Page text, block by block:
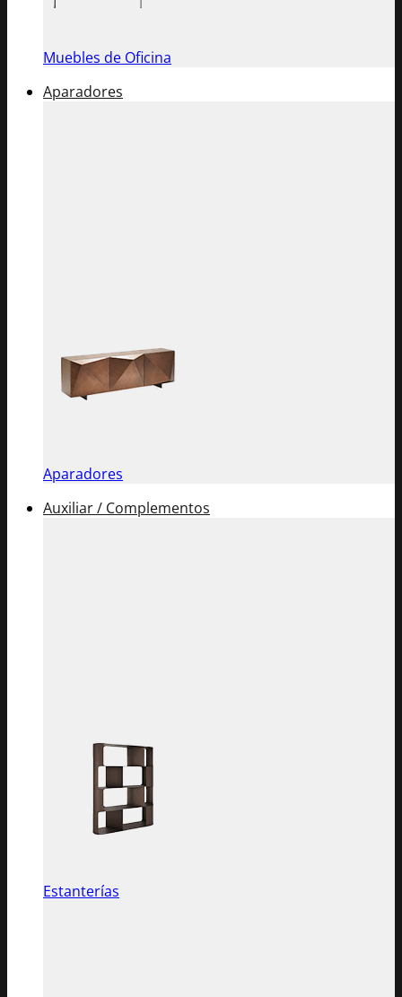
Muebles de Oficina
Aparadores
Aparadores
Auxiliar / Complementos
Estanterías